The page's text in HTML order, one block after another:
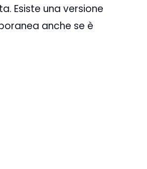
Esiste una versione
anche se è